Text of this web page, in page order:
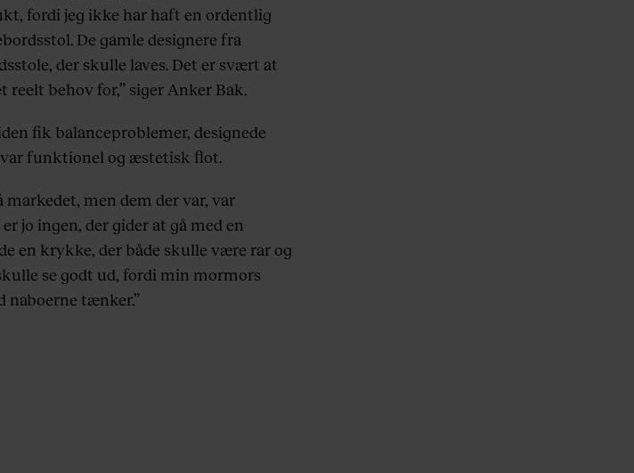
fordi jeg ikke har haft en ordentlig
De gamle designere fra
der skulle laves. Det er svært at
reelt behov for,” siger Anker Bak.
fik balanceproblemer, designede
funktionel og æstetisk flot.
men dem der var, var
jo ingen, der gider at gå med en
en krykke, der både skulle være rar og
se godt ud, fordi min mormors
naboerne tænker.”